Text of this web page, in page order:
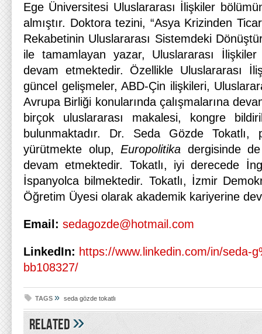
Ege Üniversitesi Uluslararası İlişkiler
almıştır. Doktora tezini, “Asya Krizinden
Rekabetinin Uluslararası Sistemdeki
ile tamamlayan yazar, Uluslararası İlişkiler
devam etmektedir. Özellikle Uluslararası
güncel gelişmeler, ABD-Çin ilişkileri,
Avrupa Birliği konularında çalışmalarına
birçok uluslararası makalesi, kongre
bulunmaktadır. Dr. Seda Gözde Tokatlı,
yürütmekte olup,Europolitika dergisinde
devam etmektedir. Tokatlı, iyi derecede
İspanyolca bilmektedir. Tokatlı, İzmir
Öğretim Üyesi olarak akademik kariyerine
Email: sedagozde@hotmail.com
LinkedIn: https://www.linkedin.com/in/seda-
bb108327/
TAGS » seda gözde tokatlı
Related»